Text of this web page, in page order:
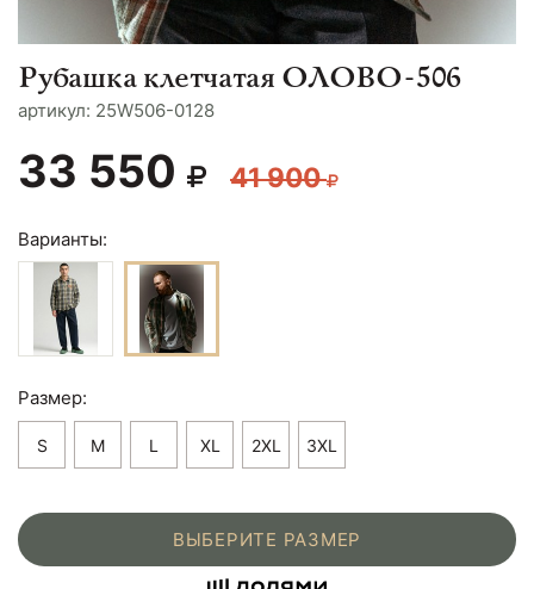
Рубашка клетчатая ОЛОВО-506
aртикул: 25W506-0128
33 550 41 900
Варианты:
Размер:
S M L XL 2XL 3XL
ВЫБЕРИТЕ РАЗМЕР